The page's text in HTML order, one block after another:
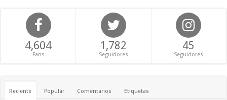
4,604
Fans
1,782
Seguidores
45
Seguidores
Reciente Popular Comentarios Etiquetas